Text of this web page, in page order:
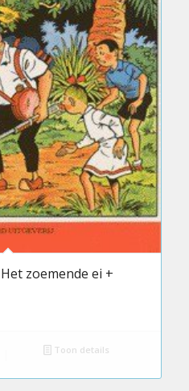
zoemende ei +
Toon details